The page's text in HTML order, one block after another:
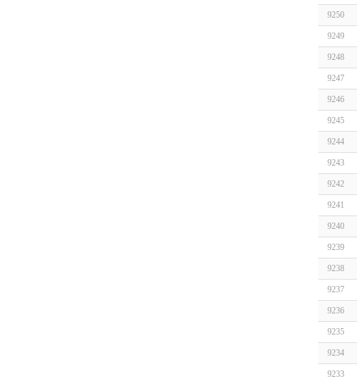
9250
9249
9248
9247
9246
9245
9244
9243
9242
9241
9240
9239
9238
9237
9236
9235
9234
9233